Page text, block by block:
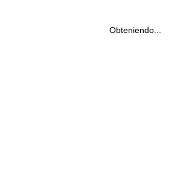
Obteniendo...